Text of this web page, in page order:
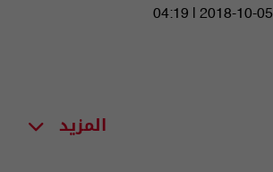
04:19 | 2018-10-05
المزيد